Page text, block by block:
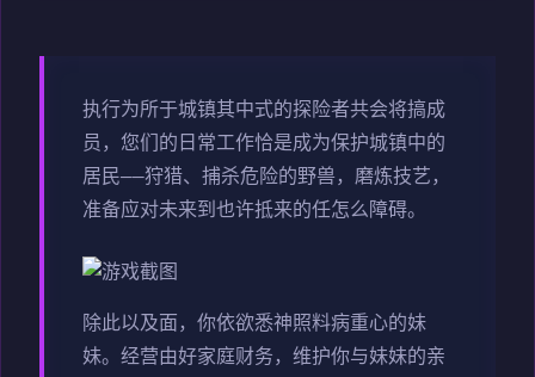
执行为所于城镇其中式的探险者共会将搞成
员，您们的日常工作恰是成为保护城镇中的
居民——狩猎、捕杀危险的野兽，磨炼技艺，
准备应对未来到也许抵来的任怎么障碍。
除此以及面，你依欲悉神照料病重心的妹
妹。经营由好家庭财务，维护你与妹妹的亲